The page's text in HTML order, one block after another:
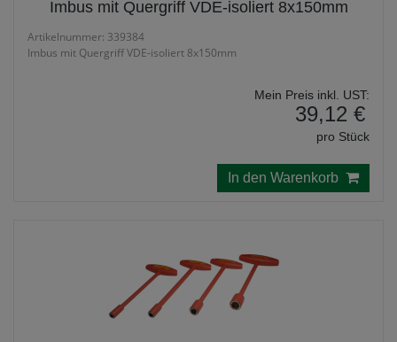
Imbus mit Quergriff VDE-isoliert 8x150mm
Artikelnummer: 339384
Imbus mit Quergriff VDE-isoliert 8x150mm
Mein Preis inkl. UST:
39,12 €
pro Stück
In den Warenkorb